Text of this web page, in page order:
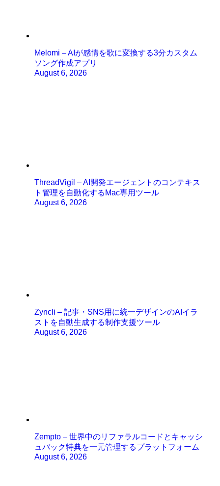
Melomi – AIが感情を歌に変換する3分カスタム
ソング作成アプリ
August 6, 2026
ThreadVigil – AI開発エージェントのコンテキス
ト管理を自動化するMac専用ツール
August 6, 2026
Zyncli – 記事・SNS用に統一デザインのAIイラ
ストを自動生成する制作支援ツール
August 6, 2026
Zempto – 世界中のリファラルコードとキャッシ
ュバック特典を一元管理するプラットフォーム
August 6, 2026